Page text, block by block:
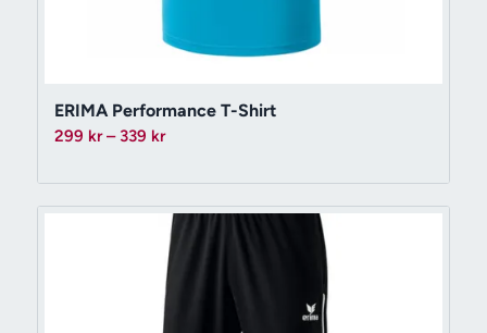
ERIMA Performance T-Shirt
299 kr – 339 krPrisintervall:
till
339 kr